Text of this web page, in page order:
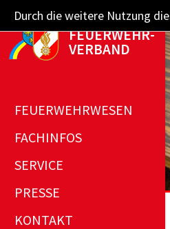
Durch die weitere Nutzung
NÖ­ LANDES­
FEUERWEHR­
VERBAND
FEUERWEHRWESEN
FACHINFOS
SERVICE
PRESSE
KONTAKT